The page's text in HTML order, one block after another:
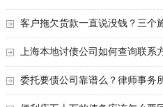
客户拖欠货款一直说没钱？三个
账
上海本地讨债公司如何查询联系
委托要债公司靠谱么？律师事务